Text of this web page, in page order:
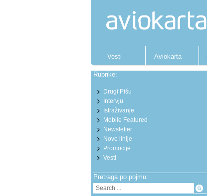
Vesti Aviokarta
Rubrike:
Drugi Pišu
Intervju
Istraživanje
Mobile Featured
Newsletter
Nove linije
Promocije
Vesti
Pretraga po pojmu: